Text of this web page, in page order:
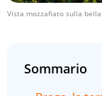
Vista mozzafiato sulla
Sommario